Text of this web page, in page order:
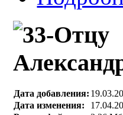
Дата добавления:
Дата изменения: